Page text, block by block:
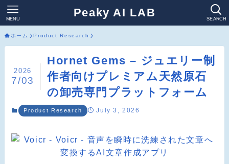
Peaky AI LAB SEARCH
MENU
ホーム Product Research
Hornet Gems – ジュエリー制
作者向けプレミアム天然原石
の卸売専門プラットフォーム
2026
7/03
Product Research July 3, 2026